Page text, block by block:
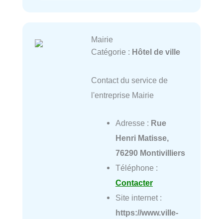
Mairie
Catégorie : Hôtel de ville
Contact du service de
l'entreprise Mairie
Adresse : Rue
Henri Matisse,
76290 Montivilliers
Téléphone :
Contacter
Site internet :
https://www.ville-